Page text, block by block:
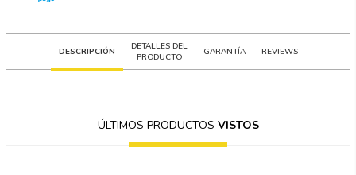
DESCRIPCIÓN
DETALLES DEL
PRODUCTO
GARANTÍA REVIEWS
ÚLTIMOS PRODUCTOS VISTOS